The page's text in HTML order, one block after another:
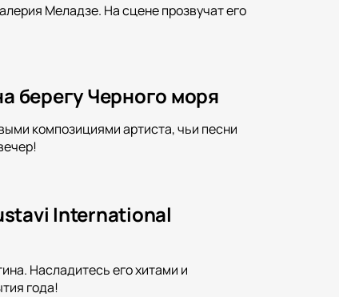
Меладзе. На сцене прозвучат его
берегу Черного моря
композициями артиста, чьи песни
International
Насладитесь его хитами и
года!